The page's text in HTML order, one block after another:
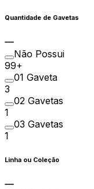
Quantidade de Gavetas
Não Possui
99+
01 Gaveta
3
02 Gavetas
1
03 Gavetas
1
Linha ou Coleção